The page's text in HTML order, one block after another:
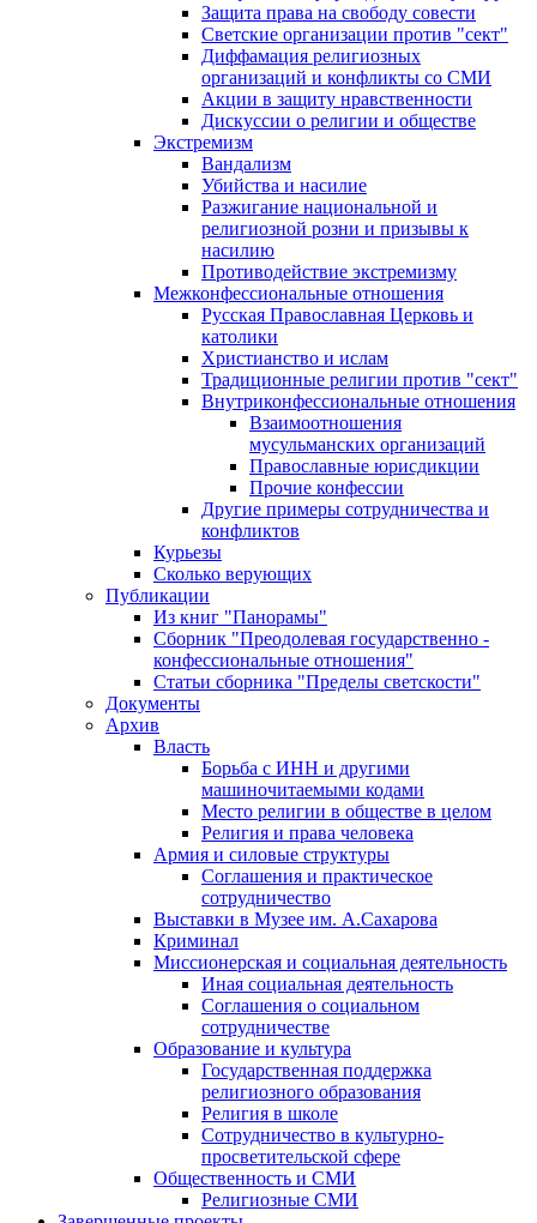
Защита права на свободу совести
Светские организации против "сект"
Диффамация религиозных
организаций и конфликты со СМИ
Акции в защиту нравственности
Дискуссии о религии и обществе
Экстремизм
Вандализм
Убийства и насилие
Разжигание национальной и
религиозной розни и призывы к
насилию
Противодействие экстремизму
Межконфессиональные отношения
Русская Православная Церковь и
католики
Христианство и ислам
Традиционные религии против "сект"
Внутриконфессиональные отношения
Взаимоотношения
мусульманских организаций
Православные юрисдикции
Прочие конфессии
Другие примеры сотрудничества и
конфликтов
Курьезы
Сколько верующих
Публикации
Из книг "Панорамы"
Сборник "Преодолевая государственно -
конфессиональные отношения"
Статьи сборника "Пределы светскости"
Документы
Архив
Власть
Борьба с ИНН и другими
машиночитаемыми кодами
Место религии в обществе в целом
Религия и права человека
Армия и силовые структуры
Соглашения и практическое
сотрудничество
Выставки в Музее им. А.Сахарова
Криминал
Миссионерская и социальная деятельность
Иная социальная деятельность
Соглашения о социальном
сотрудничестве
Образование и культура
Государственная поддержка
религиозного образования
Религия в школе
Сотрудничество в культурно-
просветительской сфере
Общественность и СМИ
Религиозные СМИ